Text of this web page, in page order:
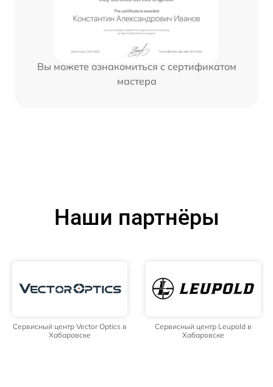
Вы можете ознакомиться с сертификатом
мастера
Наши партнёры
Сервисный центр Vector Optics в
Хабаровске
Сервисный центр Leupold в
Хабаровске